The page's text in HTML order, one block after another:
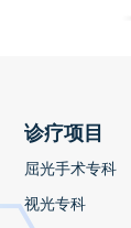
诊疗项目
屈光手术专科
视光专科